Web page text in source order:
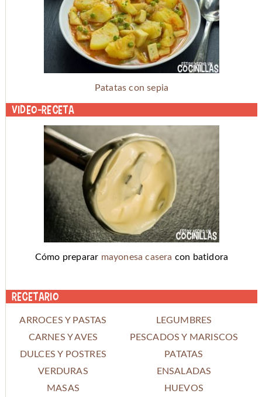
Patatas con sepia
Video-receta
Cómo preparar mayonesa casera con batidora
Recetario
ARROCES Y PASTAS
LEGUMBRES
CARNES Y AVES
PESCADOS Y MARISCOS
DULCES Y POSTRES
PATATAS
VERDURAS
ENSALADAS
MASAS
HUEVOS